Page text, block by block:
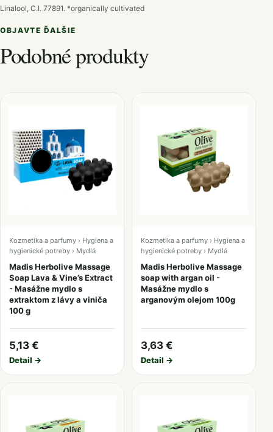
Linalool, C.I. 77891. *organically cultivated
OBJAVTE ĎALŠIE
Podobné produkty
Kozmetika a parfumy › Hygiena a
hygienické potreby › Mydlá
Madis Herbolive Massage
Soap Lava & Vine’s Extract
- Masážne mydlo s
extraktom z lávy a viniča
100 g
5,13 €
Detail →
Kozmetika a parfumy › Hygiena a
hygienické potreby › Mydlá
Madis Herbolive Massage
soap with argan oil -
Masážne mydlo s
arganovým olejom 100g
3,63 €
Detail →